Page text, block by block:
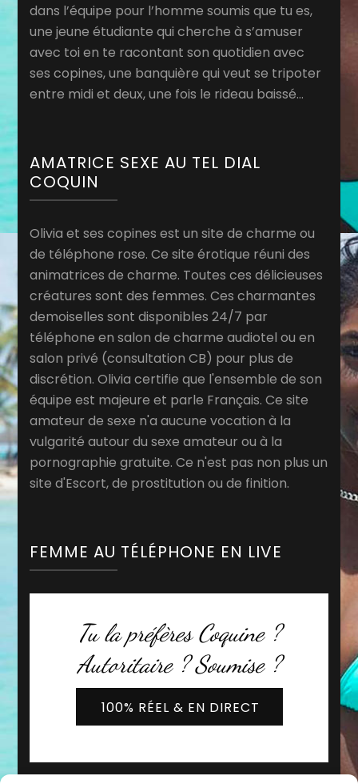
dans l’équipe pour l’homme soumis que tu es,
une jeune étudiante qui cherche à s’amuser
avec toi en te racontant son quotidien avec
ses copines, une banquière qui veut se tripoter
entre midi et deux, une fois le rideau baissé…
AMATRICE SEXE AU TEL DIAL
COQUIN
Olivia et ses copines est un site de charme ou
de téléphone rose. Ce site érotique réuni des
animatrices de charme. Toutes ces délicieuses
créatures sont des femmes. Ces charmantes
demoiselles sont disponibles 24/7 par
téléphone en salon de charme audiotel ou en
salon privé (consultation CB) pour plus de
discrétion. Olivia certifie que l'ensemble de son
équipe est majeure et parle Français. Ce site
amateur de sexe n'a aucune vocation à la
vulgarité autour du sexe amateur ou à la
pornographie gratuite. Ce n'est pas non plus un
site d'Escort, de prostitution ou de finition.
FEMME AU TÉLÉPHONE EN LIVE
Tu la préfères Coquine ?
Autoritaire ? Soumise ?
100% RÉEL & EN DIRECT